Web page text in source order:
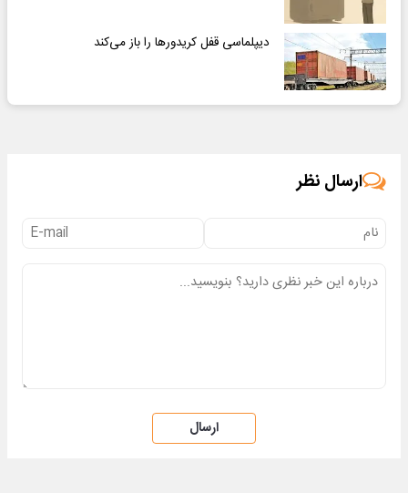
دیپلماسی قفل کریدورها را باز می‌کند
ارسال نظر
ارسال